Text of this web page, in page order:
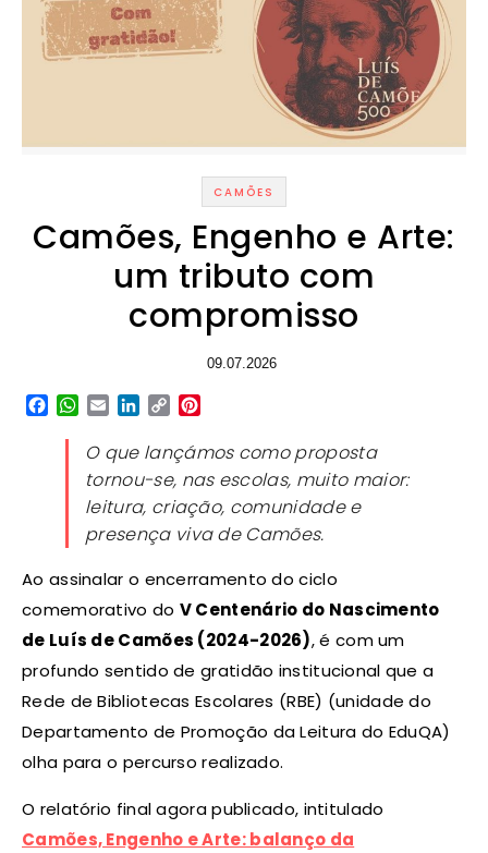
CAMÕES
Camões, Engenho e Arte:
um tributo com
compromisso
09.07.2026
Facebook
WhatsApp
EmailLinkedIn
Copy
O que lançámos como proposta
tornou-se, nas escolas, muito maior:
leitura, criação, comunidade e
presença viva de Camões.
Ao assinalar o encerramento do ciclo
comemorativo do V Centenário do Nascimento
de Luís de Camões (2024-2026), é com um
profundo sentido de gratidão institucional que a
Rede de Bibliotecas Escolares (RBE) (unidade do
Departamento de Promoção da Leitura do EduQA)
olha para o percurso realizado.
O relatório final agora publicado, intitulado
Camões, Engenho e Arte: balanço da